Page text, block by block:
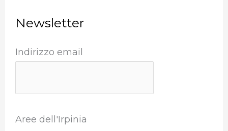
Newsletter
Indirizzo email
Aree dell'Irpinia